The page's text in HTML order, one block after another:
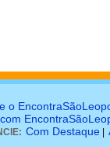
o
Com Destaque